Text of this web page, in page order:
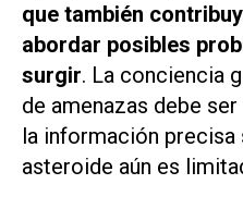
que también
abordar posibles
surgir. La conciencia
de amenazas debe
la información
asteroide aún es